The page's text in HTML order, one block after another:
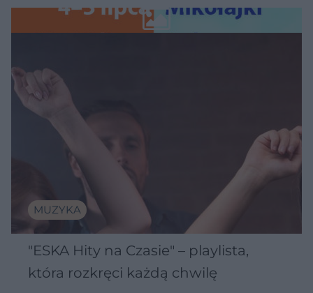
Wawelu
MUZYKA
"ESKA Hity na Czasie" – playlista,
która rozkręci każdą chwilę